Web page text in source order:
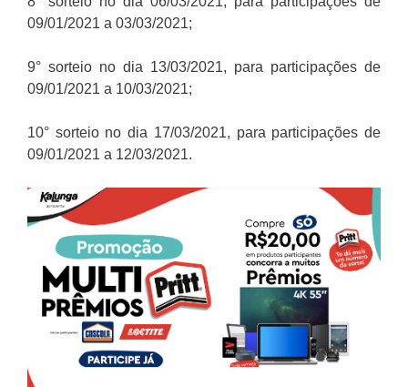
09/01/2021 a 03/03/2021;
9° sorteio no dia 13/03/2021, para participações de
09/01/2021 a 10/03/2021;
10° sorteio no dia 17/03/2021, para participações de
09/01/2021 a 12/03/2021.